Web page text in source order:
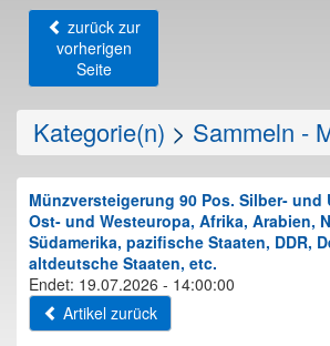
zurück zur
vorherigen
Seite
Kategorie(n) > Sammeln -
Münzversteigerung 90 Pos. Silber- und
Ost- und Westeuropa, Afrika, Arabien,
Südamerika, pazifische Staaten, DDR,
altdeutsche Staaten, etc.
Endet: 19.07.2026 - 14:00:00
Artikel zurück